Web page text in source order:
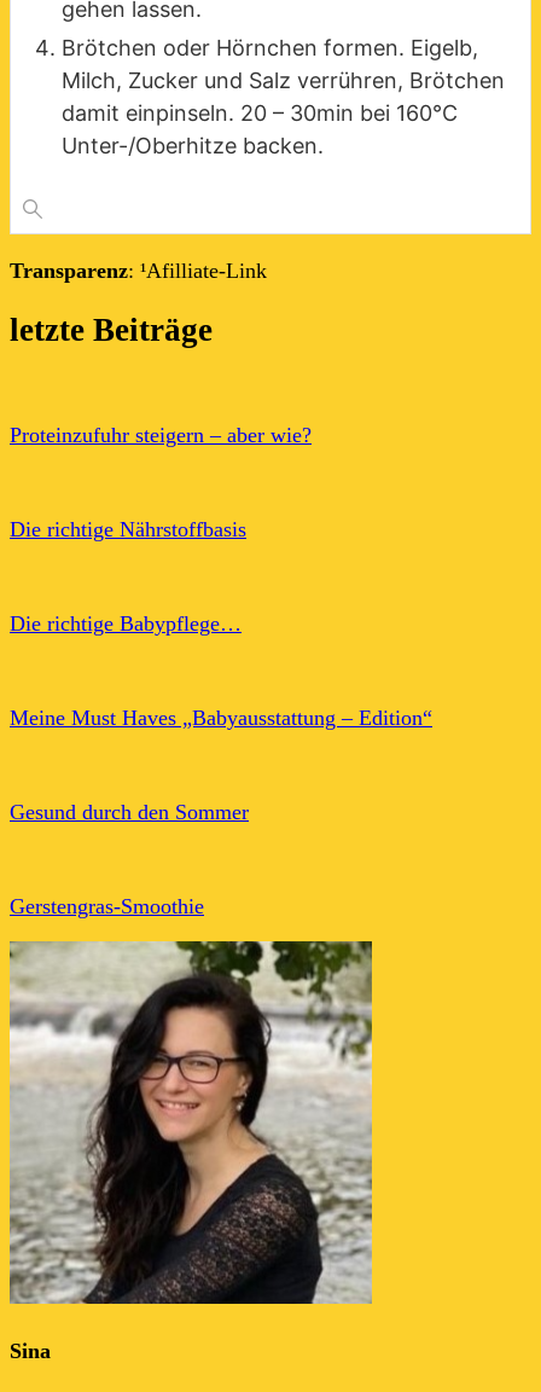
gehen lassen.
Brötchen oder Hörnchen formen. Eigelb,
Milch, Zucker und Salz verrühren, Brötchen
damit einpinseln. 20 – 30min bei 160°C
Unter-/Oberhitze backen.
Transparenz: ¹Afilliate-Link
letzte Beiträge
Proteinzufuhr steigern – aber wie?
Die richtige Nährstoffbasis
Die richtige Babypflege…
Meine Must Haves „Babyausstattung – Edition“
Gesund durch den Sommer
Gerstengras-Smoothie
Sina